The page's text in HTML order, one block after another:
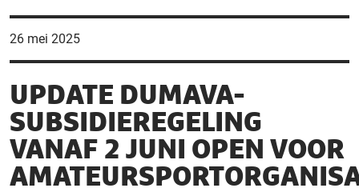
26 mei 2025
UPDATE DUMAVA-
SUBSIDIEREGELING
VANAF 2 JUNI OPEN VOOR